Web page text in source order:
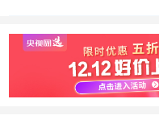
季） 好朋友